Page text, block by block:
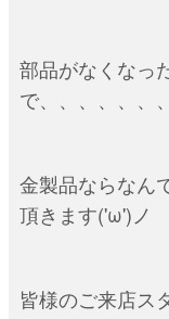
部品がなくなっ
で、、、、、、
金製品ならなん
頂きます('ω')ノ
皆様のご来店ス